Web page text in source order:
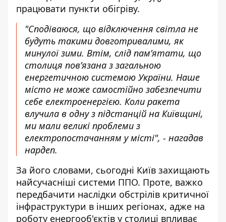
працювати пункти обігріву.
"Сподіваюся, що відключення світла не
будуть такими довготривалими, як
минулої зими. Втім, слід пам’ятати, що
столиця пов’язана з загальною
енергетичною системою України. Наше
місто не може самостійно забезпечити
себе електроенергією. Коли ракета
влучила в одну з підстанцій на Київщині,
ми мали великі проблеми з
електропостачанням у місті", - нагадав
нардеп.
За його словами, сьогодні Київ захищають
найсучасніші системи ППО. Проте, важко
передбачити наслідки обстрілів критичної
інфраструктури в інших регіонах, адже на
роботу енергооб'єктів у столиці впливає